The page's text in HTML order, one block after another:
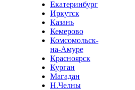
Екатеринбург
Иркутск
Казань
Кемерово
Комсомольск-
на-Амуре
Красноярск
Курган
Магадан
Н.Челны